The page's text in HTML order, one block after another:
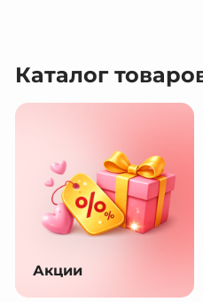
Каталог
Акции